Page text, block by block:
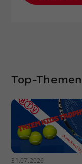
Top-
31.07.2026